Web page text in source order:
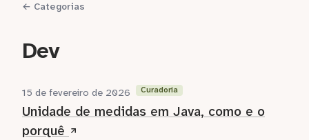
← Categorias
Dev
15 de fevereiro de 2026 Curadoria
Unidade de medidas em Java, como e o
porquê